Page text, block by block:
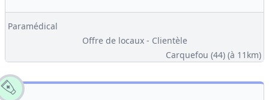
Paramédical
Offre de locaux - Clientèle
Carquefou (44) (à 11km)